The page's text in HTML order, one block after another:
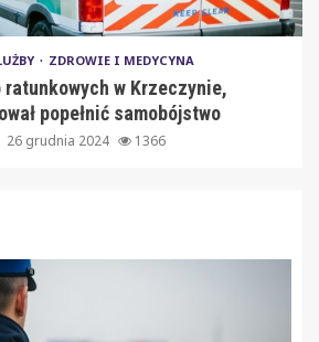
ZDROWIE I MEDYCYNA
ratunkowych w Krzeczynie,
popełnić samobójstwo
26 grudnia 2024 1366